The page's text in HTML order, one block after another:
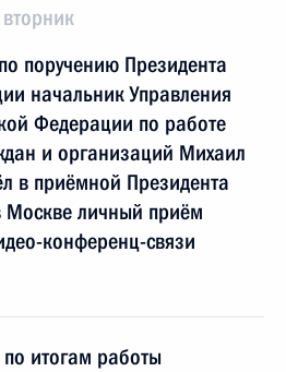
поручению Президента
начальник Управления
Федерации по работе
и организаций Михаил
в приёмной Президента
Москве личный приём
конференц-связи
итогам работы